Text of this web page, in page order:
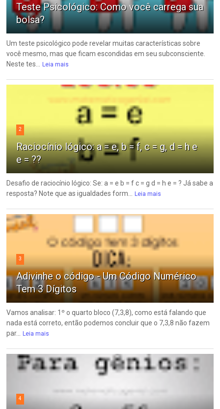
Teste Psicológico: Como você carrega sua
bolsa?
Um teste psicológico pode revelar muitas características sobre
você mesmo, mas que ficam escondidas em seu subconsciente.
Neste tes...
Leia mais
2
Raciocínio lógico: a = e, b = f, c = g, d = h e
e = ??
Desafio de raciocínio lógico: Se: a = e b = f c = g d = h e = ? Já sabe a
resposta? Note que as igualdades form...
Leia mais
3
Adivinhe o código - Um Código Numérico
Tem 3 Dígitos
Vamos analisar: 1º o quarto bloco (7,3,8), como está falando que
nada está correto, então podemos concluir que o 7,3,8 não fazem
par...
Leia mais
4